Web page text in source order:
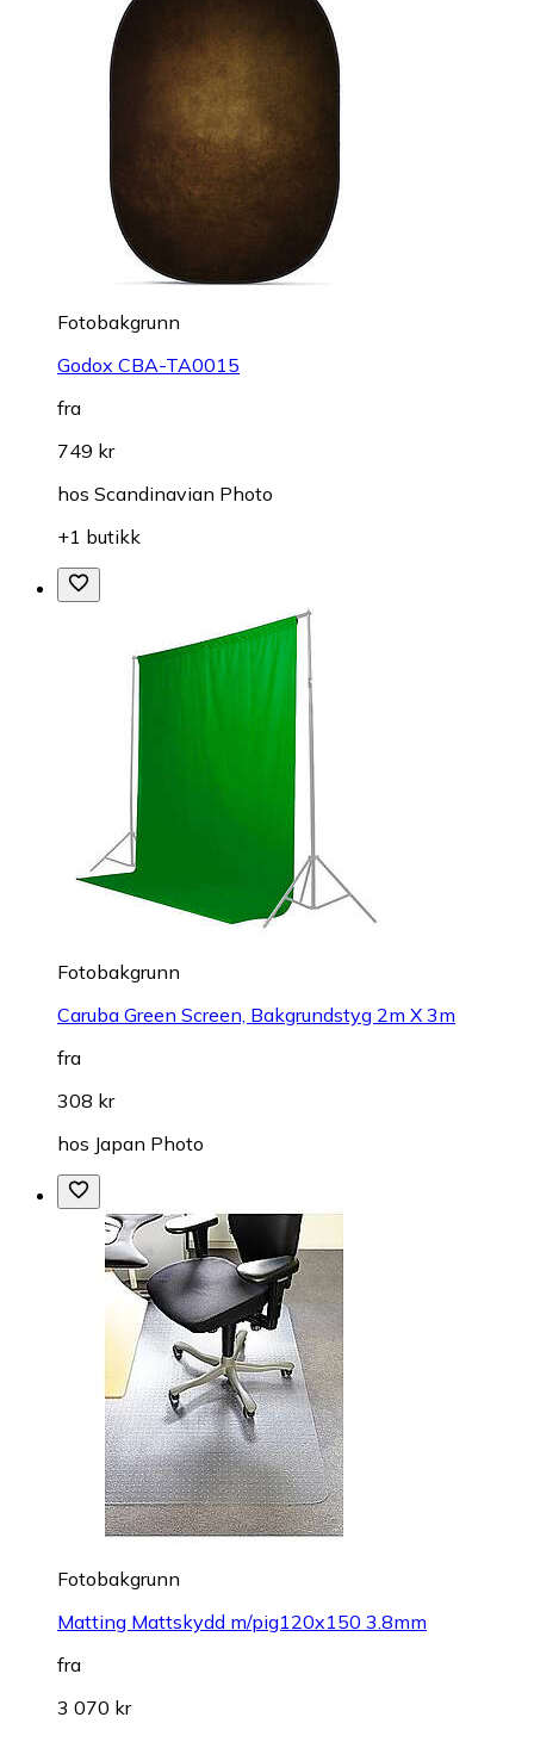
Fotobakgrunn
Godox CBA-TA0015
fra
749 kr
hos Scandinavian Photo
+1 butikk
Fotobakgrunn
Caruba Green Screen, Bakgrundstyg 2m X 3m
fra
308 kr
hos Japan Photo
Fotobakgrunn
Matting Mattskydd m/pig120x150 3.8mm
fra
3 070 kr